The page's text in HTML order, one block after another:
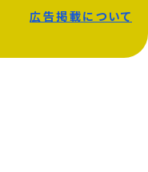
広告掲載について